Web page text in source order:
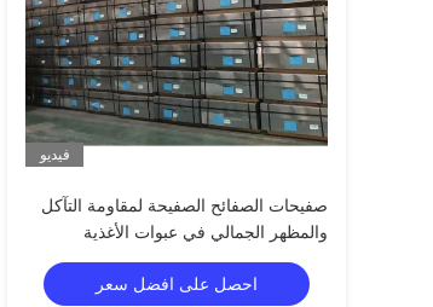
فيديو
صفيحات الصفائح الصفيحة لمقاومة التآكل
والمظهر الجمالي في عبوات الأغذية
احصل على افضل سعر